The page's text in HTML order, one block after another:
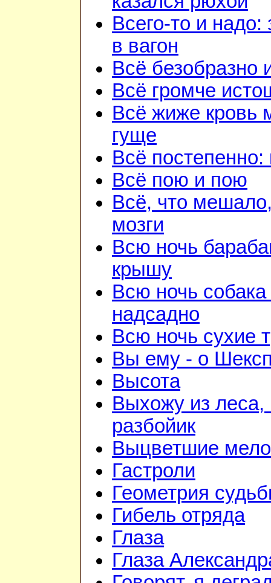
Всего-то и надо:
в вагон
Всё безобразно
Всё громче
Всё жиже кровь
гуще
Всё постепенно:
Всё пою и пою
Всё, что
мозги
Всю ночь
крышу
Всю ночь
надсадно
Всю ночь сухие
Вы ему - о
Высота
Выхожу из леса,
разбойик
Выцветшие
Гастроли
Геометрия
Гибель отряда
Глаза
Глаза